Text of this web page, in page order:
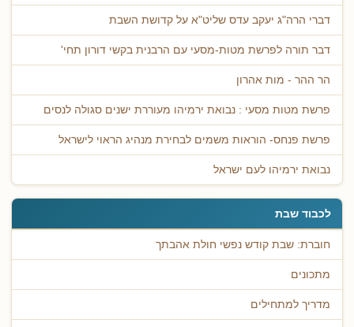
דברי הרה"ג יעקב עדס שליט"א על קדושת השבת
דבר תורה לפרשת מטות-מסעי עם הרבנית בקשי דורון תחי'
הר ההר - מות אהרון
פרשת מטות מסעי : נבואת ירמיהו מעוררת ישנים סגולה לנסים
פרשת פנחס- הוראות משמים לבחירת מנהיג הראוי לישראל
נבואת ירמיהו לעם ישראל
לכבוד שבת
חוברת: שבת קודש נפשי חולת אהבתך
מתכונים
מדריך למתחילים